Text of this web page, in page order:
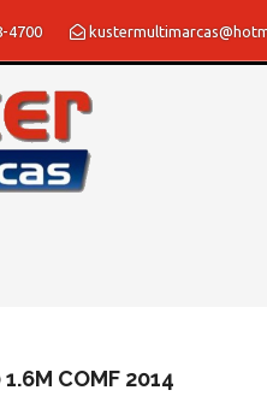
4700
COMF 2014